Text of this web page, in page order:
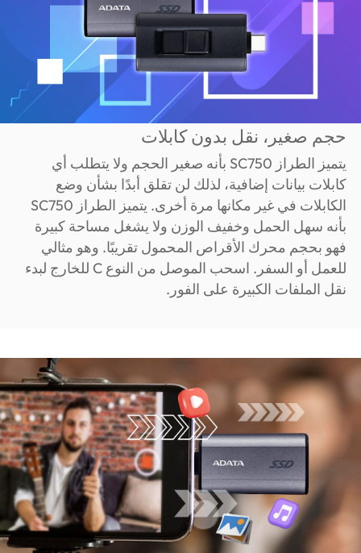
حجم صغير، نقل بدون كابلات
يتميز الطراز SC750 بأنه صغير الحجم ولا يتطلب أي
كابلات بيانات إضافية، لذلك لن تقلق أبدًا بشأن وضع
الكابلات في غير مكانها مرة أخرى. يتميز الطراز SC750
بأنه سهل الحمل وخفيف الوزن ولا يشغل مساحة كبيرة
فهو بحجم محرك الأقراص المحمول تقريبًا. وهو مثالي
للعمل أو السفر. اسحب الموصل من النوع C للخارج لبدء
نقل الملفات الكبيرة على الفور.